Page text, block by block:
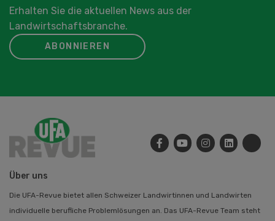
Erhalten Sie die aktuellen News aus der
Landwirtschaftsbranche.
ABONNIEREN
Über uns
Die UFA-Revue bietet allen Schweizer Landwirtinnen und Landwirten
individuelle berufliche Problemlösungen an. Das UFA-Revue Team steht